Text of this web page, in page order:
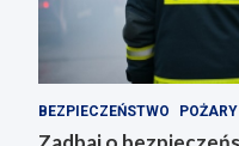
BEZPIECZEŃSTWO POŻARY